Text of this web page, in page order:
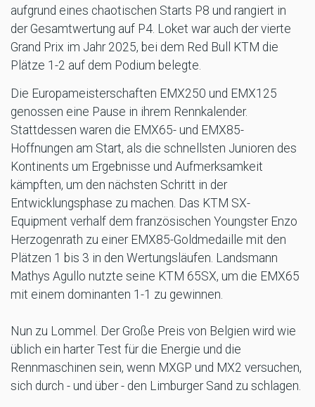
aufgrund eines chaotischen Starts P8 und rangiert in
der Gesamtwertung auf P4. Loket war auch der vierte
Grand Prix im Jahr 2025, bei dem Red Bull KTM die
Plätze 1-2 auf dem Podium belegte.
Die Europameisterschaften EMX250 und EMX125
genossen eine Pause in ihrem Rennkalender.
Stattdessen waren die EMX65- und EMX85-
Hoffnungen am Start, als die schnellsten Junioren des
Kontinents um Ergebnisse und Aufmerksamkeit
kämpften, um den nächsten Schritt in der
Entwicklungsphase zu machen. Das KTM SX-
Equipment verhalf dem französischen Youngster Enzo
Herzogenrath zu einer EMX85-Goldmedaille mit den
Plätzen 1 bis 3 in den Wertungsläufen. Landsmann
Mathys Agullo nutzte seine KTM 65SX, um die EMX65
mit einem dominanten 1-1 zu gewinnen.
Nun zu Lommel. Der Große Preis von Belgien wird wie
üblich ein harter Test für die Energie und die
Rennmaschinen sein, wenn MXGP und MX2 versuchen,
sich durch - und über - den Limburger Sand zu schlagen.